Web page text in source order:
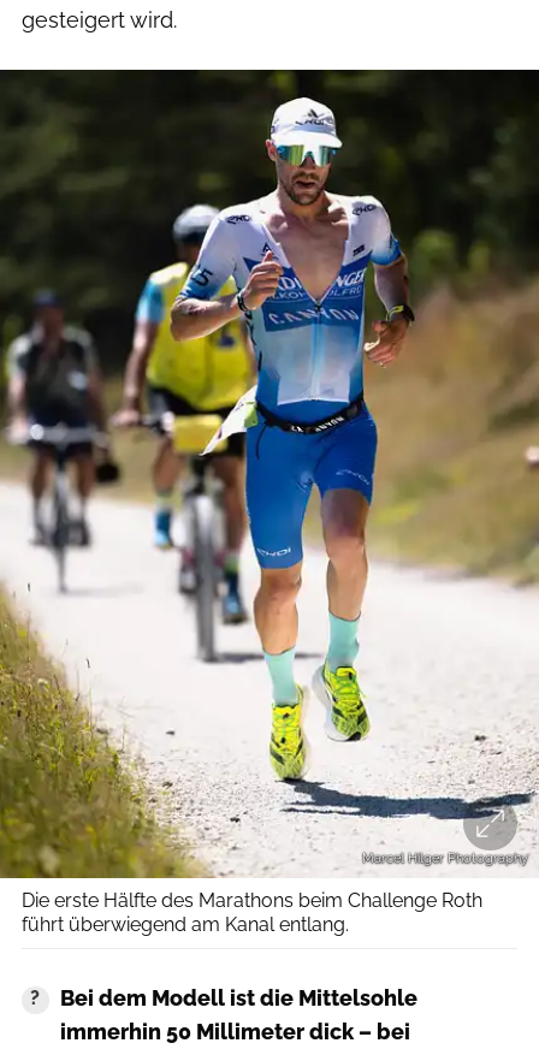
gesteigert wird.
Marcel Hilger Photography
Die erste Hälfte des Marathons beim Challenge Roth
führt überwiegend am Kanal entlang.
Bei dem Modell ist die Mittelsohle
immerhin 50 Millimeter dick – bei